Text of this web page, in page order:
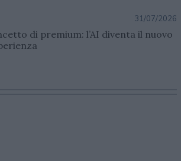
31/07/2026
di premium: l’AI diventa il nuovo